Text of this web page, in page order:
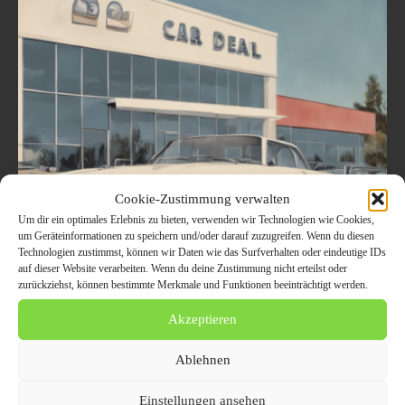
Cookie-Zustimmung verwalten
Um dir ein optimales Erlebnis zu bieten, verwenden wir Technologien wie Cookies,
um Geräteinformationen zu speichern und/oder darauf zuzugreifen. Wenn du diesen
Technologien zustimmst, können wir Daten wie das Surfverhalten oder eindeutige IDs
auf dieser Website verarbeiten. Wenn du deine Zustimmung nicht erteilst oder
zurückziehst, können bestimmte Merkmale und Funktionen beeinträchtigt werden.
Akzeptieren
Ablehnen
Einstellungen ansehen
Defektes Auto verkaufen: So erzielen
Sie den besten Preis trotz erheblichem
Wertverlust durch Motorschaden
2. September 2025
Der Verlust des Fahrzeugwertes aufgrund eines Motorschadens kann